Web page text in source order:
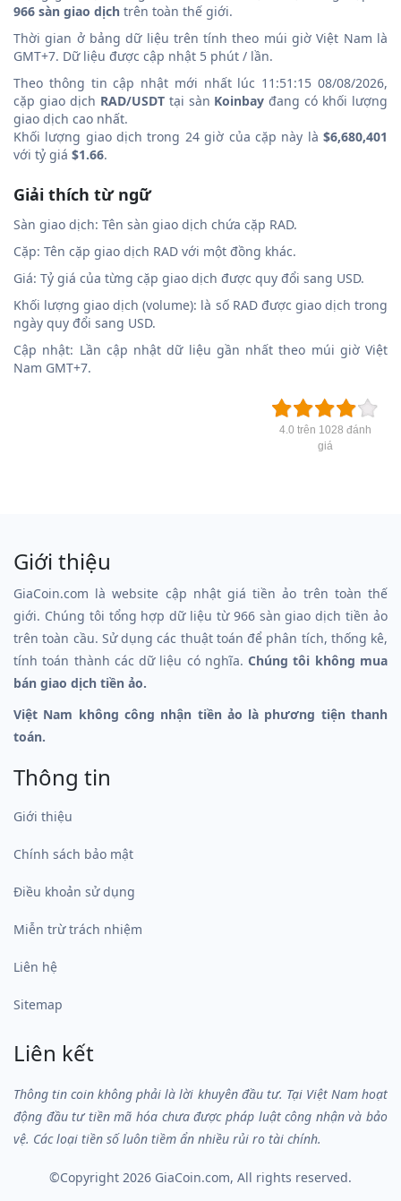
966 sàn giao dịch trên toàn thế giới.
Thời gian ở bảng dữ liệu trên tính theo múi giờ Việt Nam là
GMT+7. Dữ liệu được cập nhật 5 phút / lần.
Theo thông tin cập nhật mới nhất lúc 11:51:15 08/08/2026,
cặp giao dịch RAD/USDTtại sàn Koinbay đang có khối lượng
giao dịch cao nhất.
Khối lượng giao dịch trong 24 giờ của cặp này là $6,680,401
với tỷ giá $1.66.
Giải thích từ ngữ
Sàn giao dịch: Tên sàn giao dịch chứa cặp RAD.
Cặp: Tên cặp giao dịch RAD với một đồng khác.
Giá: Tỷ giá của từng cặp giao dịch được quy đổi sang USD.
Khối lượng giao dịch (volume): là số RAD được giao dịch trong
ngày quy đổi sang USD.
Cập nhật: Lần cập nhật dữ liệu gần nhất theo múi giờ Việt
Nam GMT+7.
4.0 trên 1028 đánh
giá
Giới thiệu
GiaCoin.com là website cập nhật giá tiền ảo trên toàn thế
giới. Chúng tôi tổng hợp dữ liệu từ 966 sàn giao dịch tiền ảo
trên toàn cầu. Sử dụng các thuật toán để phân tích, thống kê,
tính toán thành các dữ liệu có nghĩa.Chúng tôi không mua
bán giao dịch tiền ảo.
Việt Nam không công nhận tiền ảo là phương tiện thanh
toán.
Thông tin
Giới thiệu
Chính sách bảo mật
Điều khoản sử dụng
Miễn trừ trách nhiệm
Liên hệ
Sitemap
Liên kết
Thông tin coin không phải là lời khuyên đầu tư. Tại Việt Nam hoạt
động đầu tư tiền mã hóa chưa được pháp luật công nhận và bảo
vệ. Các loại tiền số luôn tiềm ẩn nhiều rủi ro tài chính.
©Copyright 2026 GiaCoin.com, All rights reserved.